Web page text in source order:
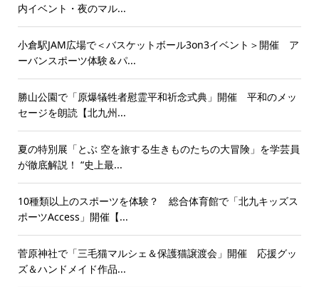
内イベント・夜のマル...
小倉駅JAM広場で＜バスケットボール3on3イベント＞開催 ア
ーバンスポーツ体験＆パ...
勝山公園で「原爆犠牲者慰霊平和祈念式典」開催 平和のメッ
セージを朗読【北九州...
夏の特別展「とぶ 空を旅する生きものたちの大冒険」を学芸員
が徹底解説！ “史上最...
10種類以上のスポーツを体験？ 総合体育館で「北九キッズス
ポーツAccess」開催【...
菅原神社で「三毛猫マルシェ＆保護猫譲渡会」開催 応援グッ
ズ＆ハンドメイド作品...